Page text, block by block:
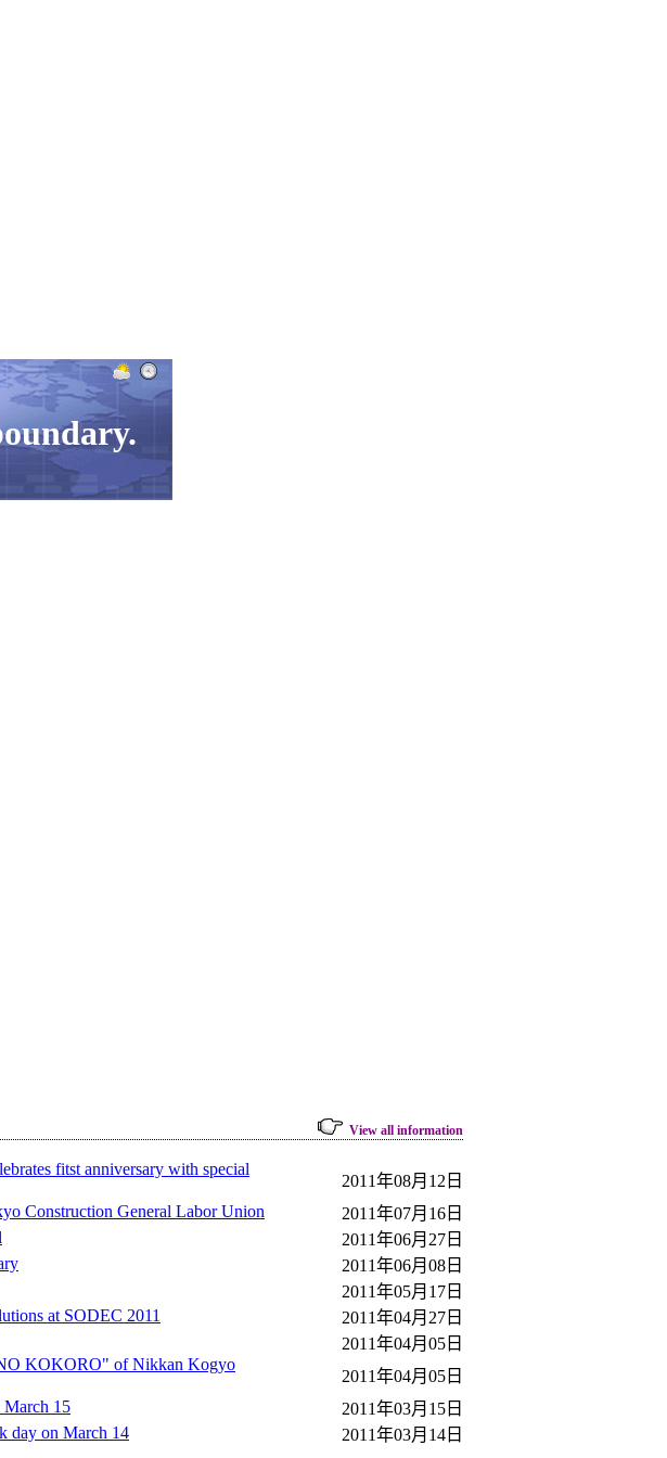
View all information
fitst anniversary with special
2011年08月12日
Construction General Labor Union
2011年07月16日
2011年06月27日
2011年06月08日
2011年05月17日
at SODEC 2011
2011年04月27日
2011年04月05日
KOKORO" of Nikkan Kogyo
2011年04月05日
March 15
2011年03月15日
day on March 14 2011年03月14日